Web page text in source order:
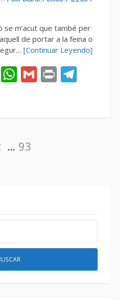
se m’acut que també per
de portar a la feina o
[Continuar Leyendo]
Pinterest
WhatsApp
Gmail
Print
… Página
93